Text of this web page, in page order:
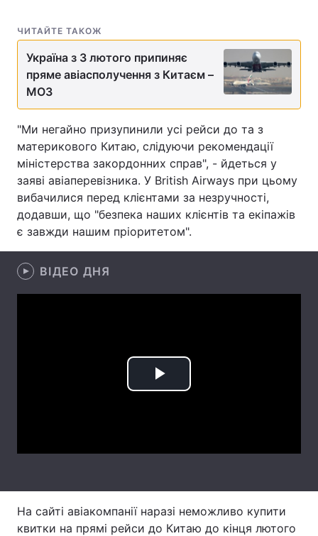
Зброя Інциденти
Здоров'я Туризм
Екологія Регіони
Лонгріди
Відео з Youtube Статті
Інтерв'ю
Архів
ЧИТАЙТЕ ТАКОЖ
Україна з 3 лютого припиняє
пряме авіасполучення з Китаєм –
МОЗ
"Ми негайно призупинили усі рейси до та з
материкового Китаю, слідуючи рекомендації
міністерства закордонних справ", - йдеться у
заяві авіаперевізника. У British Airways при цьому
вибачилися перед клієнтами за незручності,
додавши, що "безпека наших клієнтів та екіпажів
є завжди нашим пріоритетом".
ВІДЕО ДНЯ
Play
На сайті авіакомпанії наразі неможливо купити
квитки на прямі рейси до Китаю до кінця лютого